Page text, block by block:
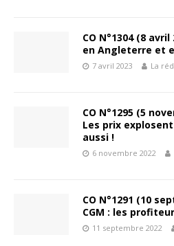
CO N°1304 (8
en Angleterre et
7 avril 2023 La
CO N°1295 (5
Les prix
aussi !
6 novembre 2022
CO N°1291 (10
CGM : les
11 septembre 2022